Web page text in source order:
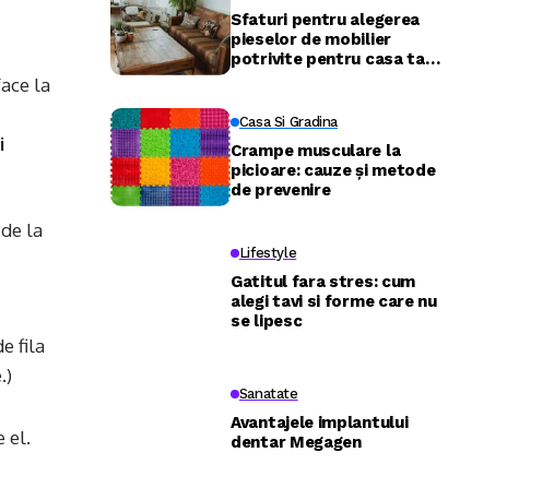
la
fila
el.
Sfaturi pentru alegerea
pieselor de mobilier
potrivite pentru casa ta –
Casa Si Gradina
Crampe musculare la
picioare: cauze și metode
de prevenire
Lifestyle
Gatitul fara stres: cum
alegi tavi si forme care nu
se lipesc
Sanatate
Avantajele implantului
dentar Megagen